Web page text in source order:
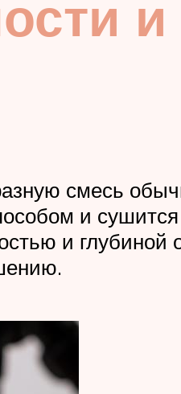
и
смесь
и
и глубиной